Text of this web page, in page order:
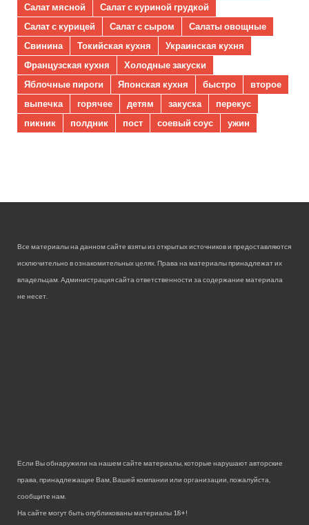
Салат мясной
Салат с куриной грудкой
Салат с курицей
Салат с сыром
Салаты овощные
Свинина
Токийская кухня
Украинская кухня
Французская кухня
Холодные закуски
Яблочные пироги
Японская кухня быстро
второе
выпечка
горячее детям закуска
перекус
пикник
полдник пост соевый соус ужин
Все материалы на данном сайте взяты из открытых источников и предоставляются
исключительно в ознакомительных целях. Права на материалы принадлежат их
владельцам. Администрация сайта ответственности за содержание материала
не несет.
Если Вы обнаружили на нашем сайте материалы, которые нарушают авторские
права, принадлежащие Вам, Вашей компании или организации, пожалуйста,
сообщите нам.
На сайте могут быть опубликованы материалы 18+!